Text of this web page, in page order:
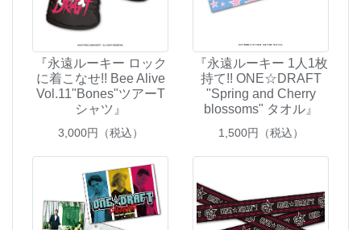
『永遠ルーキー ロック
に着こなせ!! Bee Alive
Vol.11"Bones"ツアーT
シャツ』
3,000円（税込）
『永遠ルーキー 1人1枚
持て!! ONE☆DRAFT
"Spring and Cherry
blossoms" タオル』
1,500円（税込）